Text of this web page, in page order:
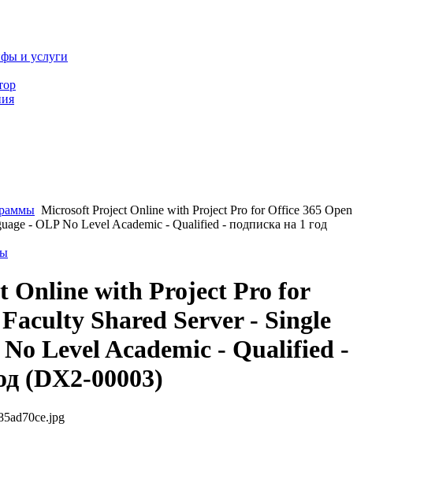
и услуги
Microsoft Project Online with Project Pro for Office 365 Open
- OLP No Level Academic - Qualified - подписка на 1 год
Online with Project Pro for
Shared Server - Single
Level Academic - Qualified -
(DX2-00003)